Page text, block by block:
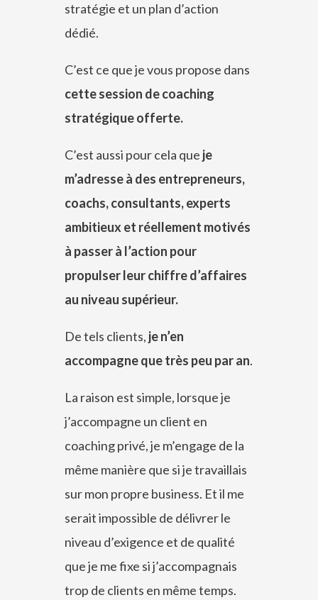
stratégie et un plan d’action
dédié.
C’est ce que je vous propose dans
cette session de coaching
stratégique offerte.
C’est aussi pour cela que je
m’adresse à des entrepreneurs,
coachs, consultants, experts
ambitieux et réellement motivés
à passer à l’action pour
propulser leur chiffre d’affaires
au niveau supérieur.
De tels clients, je n’en
accompagne que très peu par an.
La raison est simple, lorsque je
j’accompagne un client en
coaching privé, je m’engage de la
même manière que si je travaillais
sur mon propre business. Et il me
serait impossible de délivrer le
niveau d’exigence et de qualité
que je me fixe si j’accompagnais
trop de clients en même temps.